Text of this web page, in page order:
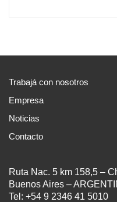
Trabajá con nosotros
Empresa
Noticias
Contacto
Ruta Nac. 5 km 158,5 –
Buenos Aires –
Tel: +54 9 2346 41 5010